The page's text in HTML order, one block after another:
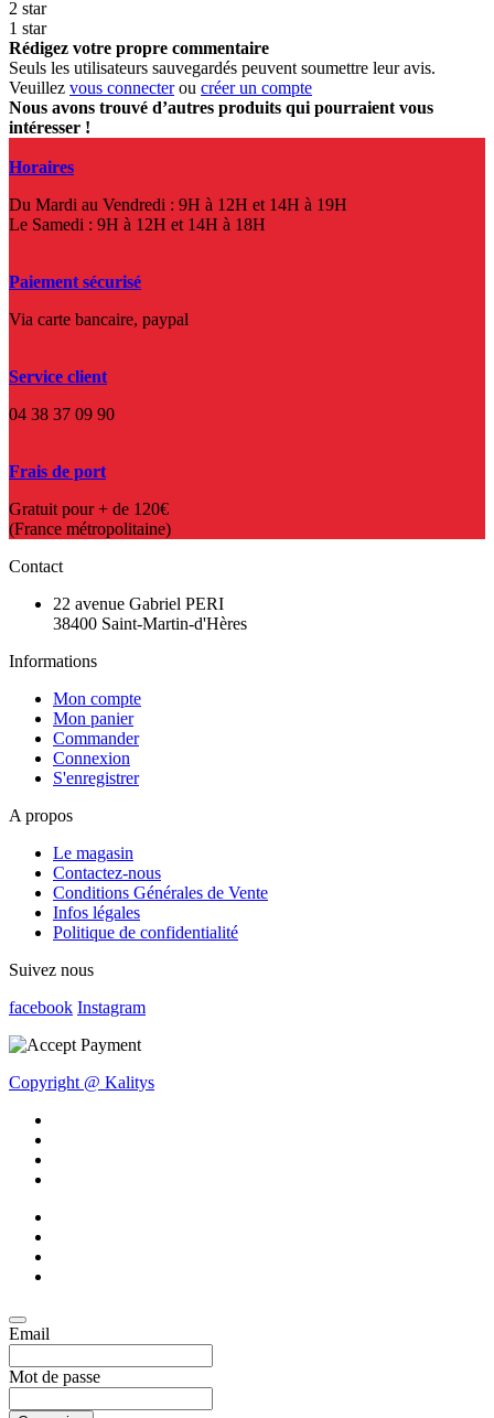
2 star
1 star
Rédigez votre propre commentaire
Seuls les utilisateurs sauvegardés peuvent soumettre leur avis.
Veuillez vous connecterou créer un compte
Nous avons trouvé d’autres produits qui pourraient vous
intéresser !
Horaires
Du Mardi au Vendredi : 9H à 12H et 14H à 19H
Le Samedi : 9H à 12H et 14H à 18H
Paiement sécurisé
Via carte bancaire, paypal
Service client
04 38 37 09 90
Frais de port
Gratuit pour + de 120€
(France métropolitaine)
Contact
22 avenue Gabriel PERI
38400 Saint-Martin-d'Hères
Informations
Mon compte
Mon panier
Commander
Connexion
S'enregistrer
A propos
Le magasin
Contactez-nous
Conditions Générales de Vente
Infos légales
Politique de confidentialité
Suivez nous
facebook Instagram
Copyright @ Kalitys
Email
Mot de passe